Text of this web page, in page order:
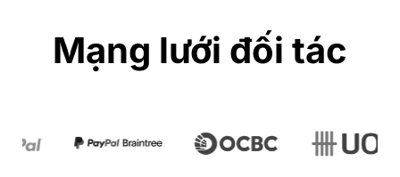
Mạng lưới đối tác